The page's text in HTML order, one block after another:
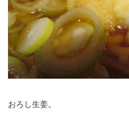
おろし生姜。